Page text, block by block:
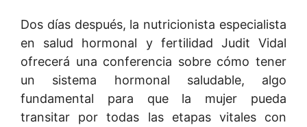
Dos días después, la nutricionista especialista
en salud hormonal y fertilidad Judit Vidal
ofrecerá una conferencia sobre cómo tener
un sistema hormonal saludable, algo
fundamental para que la mujer pueda
transitar por todas las etapas vitales con